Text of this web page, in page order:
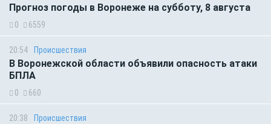
Прогноз погоды в Воронеже на субботу, 8 августа
0 6559
20:54 Происшествия
В Воронежской области объявили опасность атаки
БПЛА
0 660
20:38 Происшествия